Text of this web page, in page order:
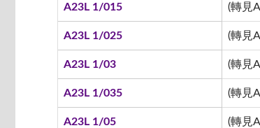
A23L 1/015 (轉見
A23L 1/025 (轉見
A23L 1/03 (轉見
A23L 1/035 (轉見
A23L 1/05 (轉見